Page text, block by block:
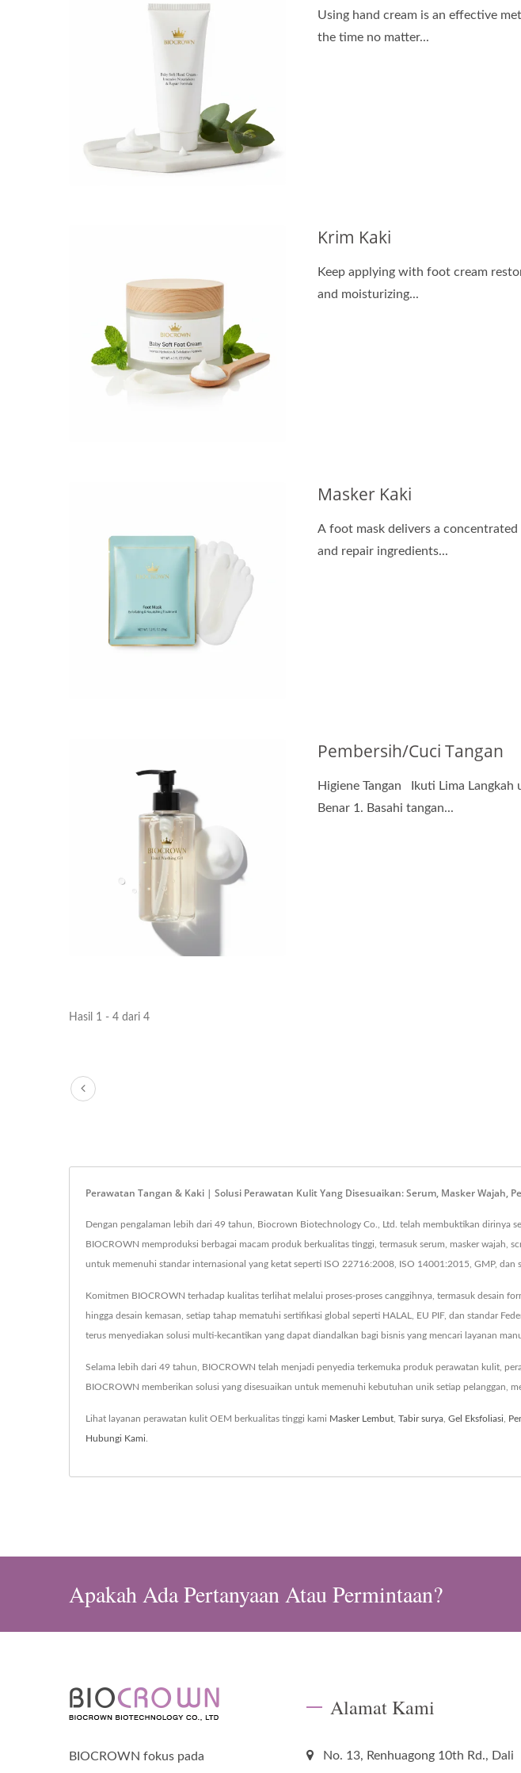
Using hand cream is an effective
the time no matter...
Krim Kaki
Keep applying with foot cream
and moisturizing...
Masker Kaki
A foot mask delivers a
and repair ingredients...
Pembersih/Cuci Tangan
Higiene Tangan Ikuti Lima Langkah
Benar 1. Basahi tangan...
Hasil 1 - 4 dari 4
Perawatan Tangan & Kaki | Solusi Perawatan Kulit Yang Disesuaikan: Serum, Masker Wajah,
Dengan pengalaman lebih dari 49 tahun, Biocrown Biotechnology Co., Ltd. telah membuktikan dirinya
BIOCROWN memproduksi berbagai macam produk berkualitas tinggi, termasuk serum, masker wajah,
untuk memenuhi standar internasional yang ketat seperti ISO 22716:2008, ISO 14001:2015, GMP,
Komitmen BIOCROWN terhadap kualitas terlihat melalui proses-proses canggihnya, termasuk desain
hingga desain kemasan, setiap tahap mematuhi sertifikasi global seperti HALAL, EU PIF, dan standar
terus menyediakan solusi multi-kecantikan yang dapat diandalkan bagi bisnis yang mencari layanan
Selama lebih dari 49 tahun, BIOCROWN telah menjadi penyedia terkemuka produk perawatan kulit,
BIOCROWN memberikan solusi yang disesuaikan untuk memenuhi kebutuhan unik setiap pelanggan,
Lihat layanan perawatan kulit OEM berkualitas tinggi kami Masker Lembut Tabir surya Gel Eksfoliasi
Hubungi Kami
Apakah Ada Pertanyaan Atau Permintaan?
BIOCROWN fokus pada
Alamat Kami
No. 13, Renhuagong 10th Rd., Dali